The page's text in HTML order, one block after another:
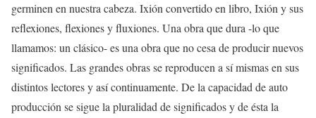
germinen en nuestra cabeza. Ixión convertido en libro, Ixión y sus
reflexiones, flexiones y fluxiones. Una obra que dura -lo que
llamamos: un clásico- es una obra que no cesa de producir nuevos
significados. Las grandes obras se reproducen a sí mismas en sus
distintos lectores y así continuamente. De la capacidad de auto
producción se sigue la pluralidad de significados y de ésta la